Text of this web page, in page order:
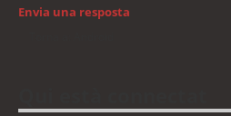
Envia una resposta